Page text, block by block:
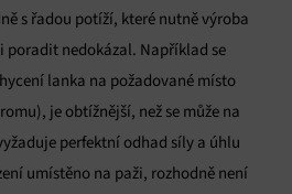
s řadou potíží, které nutně výroba
poradit nedokázal. Například se
lanka na požadované místo
je obtížnější, než se může na
perfektní odhad síly a úhlu
umístěno na paži, rozhodně není